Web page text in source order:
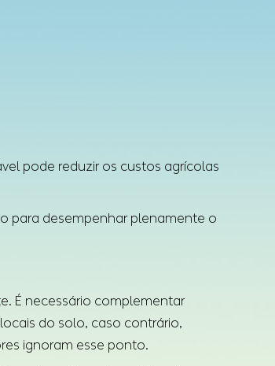
pode reduzir os custos agrícolas
para desempenhar plenamente o
É necessário complementar
do solo, caso contrário,
ignoram esse ponto.